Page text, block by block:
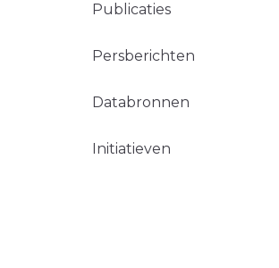
Publicaties
Persberichten
Databronnen
Initiatieven